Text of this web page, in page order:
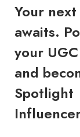
Your
awaits.
your
and
Spotlight